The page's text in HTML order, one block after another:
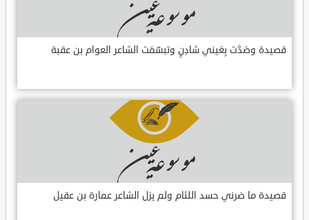
قصيدة وصَدَّت بِعَيني شادِنٍ وتبسّمَت الشاعر العوام بن عقبة
قصيدة ما ضرني حسد اللئام ولم يزل الشاعر عمارة بن عقيل